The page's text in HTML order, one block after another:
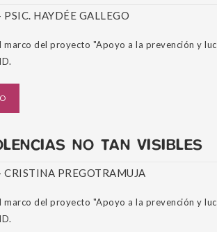
PSIC. HAYDÉE GALLEGO
del proyecto "Apoyo a la prevención y
NO TAN VISIBLES
CRISTINA PREGOTRAMUJA
del proyecto "Apoyo a la prevención y